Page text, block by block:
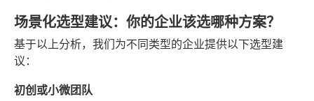
场景化选型建议：你的企业该选哪种方案？
基于以上分析，我们为不同类型的企业提供以下选型建
议：
初创或小微团队